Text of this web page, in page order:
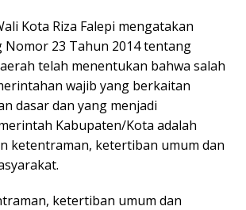
Kota Riza Falepi mengatakan
Nomor 23 Tahun 2014 tentang
telah menentukan bahwa salah
wajib yang berkaitan
dasar dan yang menjadi
Kabupaten/Kota adalah
ketentraman, ketertiban umum dan
ketertiban umum dan